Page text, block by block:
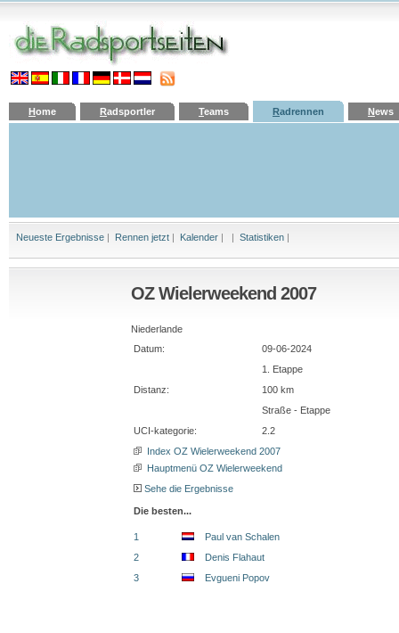
Home Radsportler Teams Radrennen News
Neueste Ergebnisse | Rennen jetzt | Kalender | | Statistiken |
OZ Wielerweekend 2007
Niederlande
Datum:
09-06-2024
1. Etappe
Distanz:
100 km
Straße - Etappe
UCI-kategorie:
2.2
Index OZ Wielerweekend 2007
Hauptmenü OZ Wielerweekend
Sehe die Ergebnisse
Die besten...
1
Paul van Schalen
2
Denis Flahaut
3
Evgueni Popov